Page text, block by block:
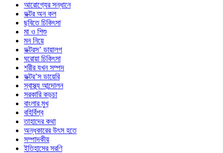
আরোগ্যের সন্ধানে
ডক্টর অন কল
ছবিতে চিকিৎসা
মা ও শিশু
মন নিয়ে
ডক্টরস’ ডায়ালগ
ঘরোয়া চিকিৎসা
শরীর যখন সম্পদ
ডক্টর’স ডায়েরি
স্বাস্থ্য আন্দোলন
সরকারি কড়চা
বাংলার মুখ
বহির্বিশ্ব
তাহাদের কথা
অন্ধকারের উৎস হতে
সম্পাদকীয়
ইতিহাসের সরণি